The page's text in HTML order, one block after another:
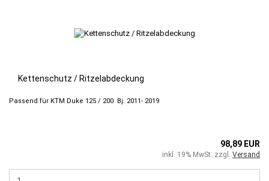
Kettenschutz / Ritzelabdeckung
Passend für KTM Duke 125 / 200 Bj. 2011- 2019
98,89 EUR
inkl. 19% MwSt. zzgl. Versand